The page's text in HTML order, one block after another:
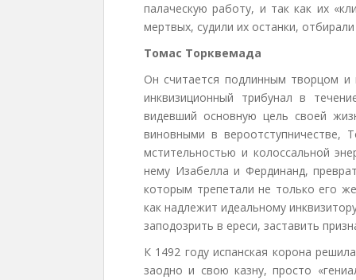
палаческую работу, и так как их
мертвых, судили их останки,
Томас Торквемада
Он считается подлинным творцом и
инквизиционный трибунал в
видевший основную цель своей
виновными в вероотступничестве,
мстительностью и колоссальной
нему Изабелла и Фердинанд,
которым трепетали не только его
как надлежит идеальному
заподозрить в ереси, заставить
К 1492 году испанская корона
заодно и свою казну, просто